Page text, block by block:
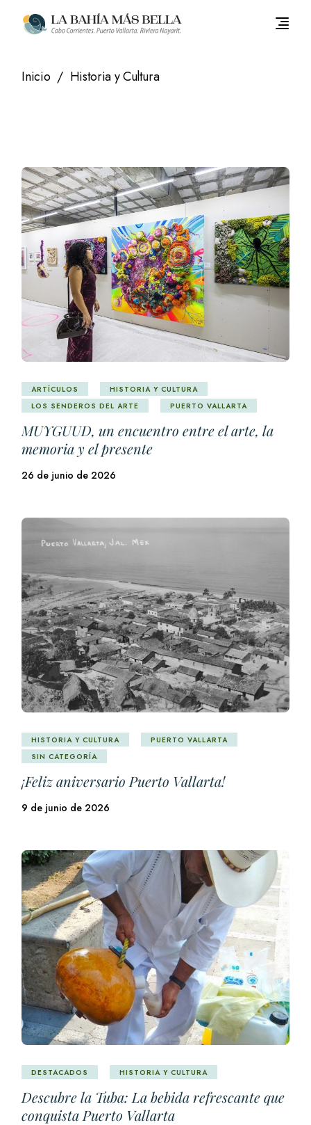
contenido
Inicio Historia y Cultura
ARTÍCULOS
HISTORIA Y CULTURA
LOS SENDEROS DEL ARTE
PUERTO VALLARTA
MUYGUUD, un encuentro entre el arte, la
memoria y el presente
26 de junio de 2026
HISTORIA Y CULTURA
PUERTO VALLARTA
SIN CATEGORÍA
¡Feliz aniversario Puerto Vallarta!
9 de junio de 2026
DESTACADOS HISTORIA Y CULTURA
Descubre la Tuba: La bebida refrescante que
conquista Puerto Vallarta